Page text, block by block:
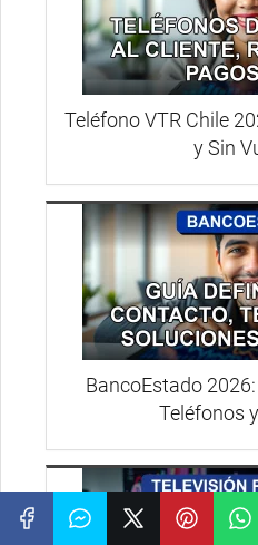
Teléfono VTR Chile
y Sin
BancoEstado
Teléfonos